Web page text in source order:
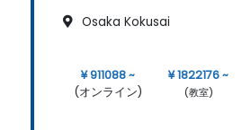
Osaka Kokusai
¥ 911088 ~
(オンライン)
¥ 1822176 ~
(教室)